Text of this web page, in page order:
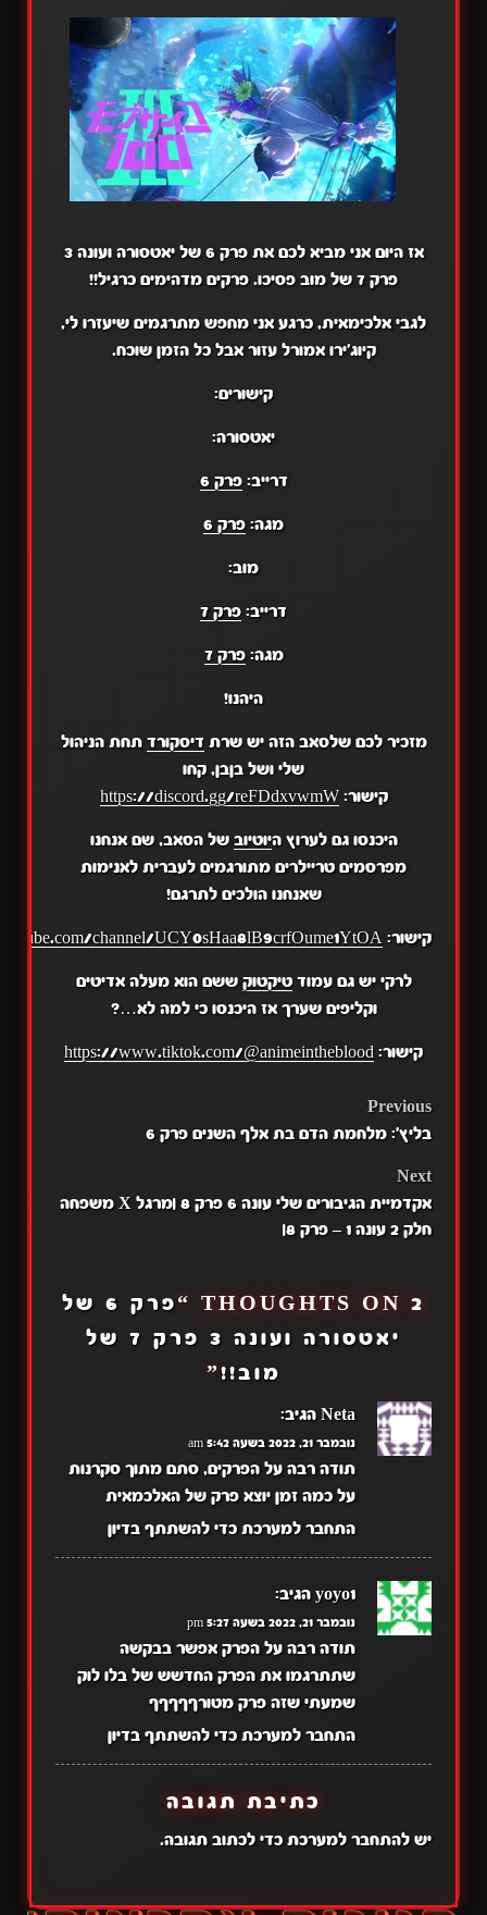
אז היום אני מביא לכם את פרק 6 של יאטסורה ועונה 3
פרק 7 של מוב פסיכו. פרקים מדהימים כרגיל!!
לגבי אלכימאית, כרגע אני מחפש מתרגמים שיעזרו לי,
קיוג'ירו אמורל עזור אבל כל הזמן שוכח.
קישורים:
יאטסורה:
דרייב:פרק 6
מגה: פרק 6
מוב:
דרייב: פרק 7
מגה:פרק 7
היהנו!
מזכיר לכם שלסאב הזה יש שרת דיסקורד תחת הניהול
שלי ושל בןבן, קחו
קישור:https://discord.gg/reFDdxvwmW
היכנסו גם לערוץ היוטיוב של הסאב, שם אנחנו
מפרסמים טריילרים מתורגמים לעברית לאנימות
שאנחנו הולכים לתרגם!
קישור: channel/UCY0sHaa8lB9crfOume1YtOA
לרקי יש גם עמודטיקטוק ששם הוא מעלה אדיטים
וקליפים שערך אז היכנסו כי למה לא…?
קישור: https://www.tiktok.com/@animeintheblood
POST
Previous
בליץ': מלחמת הדם בת אלף השנים פרק 6
Next
אקדמיית הגיבורים שלי עונה 6 פרק 8 |מרגל X משפחה
חלק 2 עונה 1 – פרק 8|
2 THOUGHTS ON “
פרק 6 של
יאטסורה ועונה 3 פרק 7 של
מוב!! ”
Neta הגיב:
נובמבר 21, 2022 בשעה 5:42 am
תודה רבה על הפרקים, סתם מתוך סקרנות
על כמה זמן יוצא פרק של האלכמאית
התחבר למערכת כדי להשתתף בדיון
yoyo1 הגיב:
נובמבר 21, 2022 בשעה 5:27 pm
תודה רבה על הפרק אפשר בבקשה
שתתרגמו את הפרק החדשש של בלו לוק
שמעתי שזה פרק מטורףףףףף
התחבר למערכת כדי להשתתף בדיון
כתיבת תגובה
יש להתחבר למערכתכדי לכתוב תגובה.